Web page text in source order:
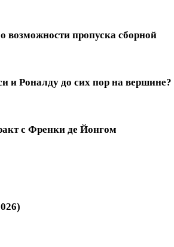
возможности пропуска сборной
и Роналду до сих пор на вершине?
с Френки де Йонгом